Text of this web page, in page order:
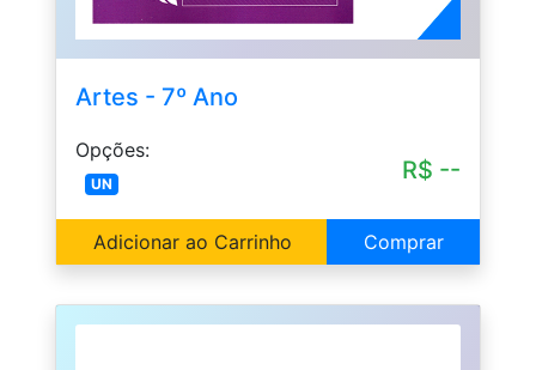
Artes - 7º Ano
Opções:
UN R$ --
Adicionar ao Carrinho Comprar